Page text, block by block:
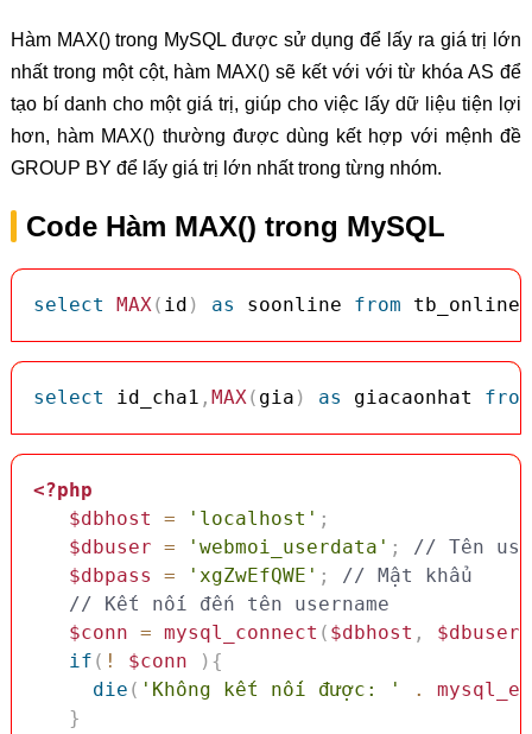
Hàm MAX() trong MySQL được sử dụng để lấy ra giá trị lớn
nhất trong một cột, hàm MAX() sẽ kết với với từ khóa AS để
tạo bí danh cho một giá trị, giúp cho việc lấy dữ liệu tiện lợi
hơn, hàm MAX() thường được dùng kết hợp với mệnh đề
GROUP BY để lấy giá trị lớn nhất trong từng nhóm.
Code Hàm MAX() trong MySQL
select MAX( id ) as soonline from tb_online
select id_cha1 , MAX( gia ) as giacaonhat from
<?php
$dbhost
= 'localhost' ;
$dbuser = 'webmoi_userdata' ;
// Tên
$dbpass
= 'xgZwEfQWE' ;
// Mật khẩu
// Kết nối đến tên username
$conn = mysql_connect ( $dbhost , $dbuser
if ( ! $conn ) {
die ( 'Không kết nối được: ' .
}